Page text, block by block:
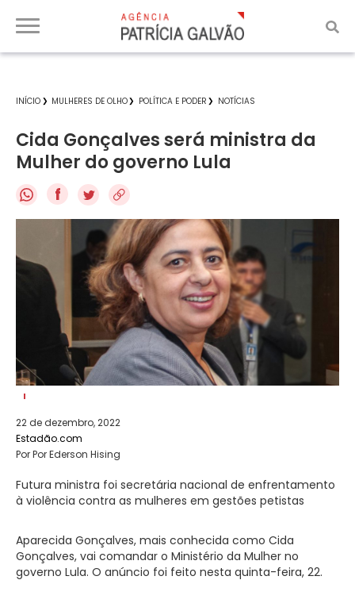
INÍCIO MULHERES DE OLHO POLÍTICA E PODER NOTÍCIAS
Cida Gonçalves será ministra da
Mulher do governo Lula
f
22 de dezembro, 2022
Estadão.com
Por Por Ederson Hising
Futura ministra foi secretária nacional de enfrentamento
à violência contra as mulheres em gestões petistas
Aparecida Gonçalves, mais conhecida como Cida
Gonçalves, vai comandar o Ministério da Mulher no
governo Lula. O anúncio foi feito nesta quinta-feira, 22.